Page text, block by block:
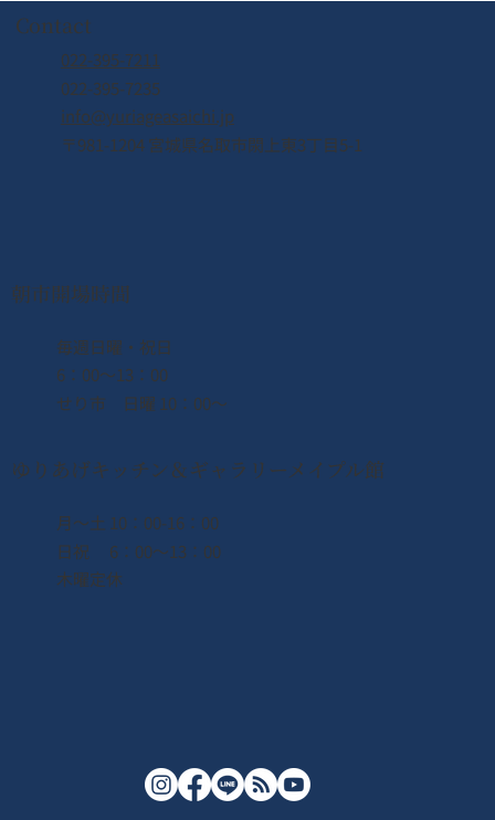
2026年6月営業カレンダー
Contact
022-395-7211
022-395-7235
info@yuriageasaichi.jp
〒981-1204 宮城県名取市閖上東3丁目5-1
朝市開場時間
​毎週日曜・祝日
6：00〜13：00
せり市 日曜 10：00〜
ゆりあげキッチン＆ギャラリーメイプル館
月〜土 10：00-16：00
日祝 6：00〜13：00
木曜定休